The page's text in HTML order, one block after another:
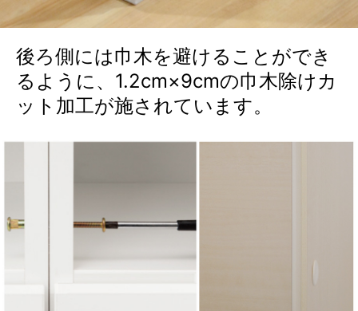
後ろ側には巾木を避けることができ
るように、1.2cm×9cmの巾木除けカ
ット加工が施されています。